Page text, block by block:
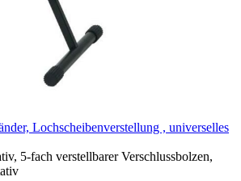
Lochscheibenverstellung , universelles
5-fach verstellbarer Verschlussbolzen,